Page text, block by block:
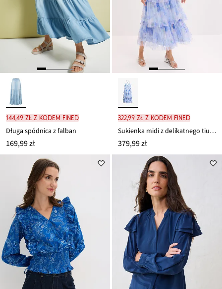
144,49 zł z kodem FINED
Długa spódnica z falban
169,99 zł
322,99 zł z kodem FINED
Sukienka midi z delikatnego tiulu z falbanami
379,99 zł